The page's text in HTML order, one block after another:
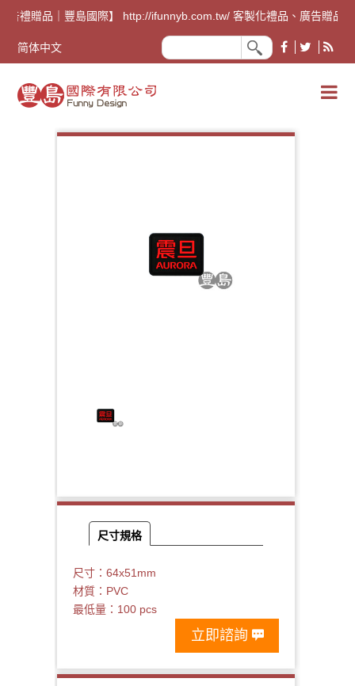
告禮贈品｜豐島國際】 http://ifunnyb.com.tw/ 客製化禮品、廣告贈品
简体中文
尺寸規格
尺寸：64x51mm
材質：PVC
最低量：100 pcs
立即諮詢